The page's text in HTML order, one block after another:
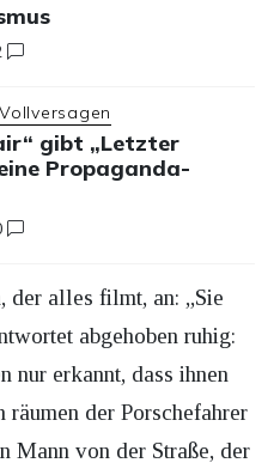
gibt „Letzter
Propaganda-
der alles filmt, an: „Sie
abgehoben ruhig:
nur erkannt, dass ihnen
der Porschefahrer
Mann von der Straße, der